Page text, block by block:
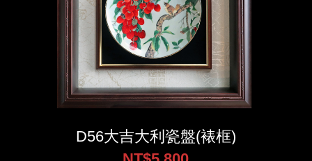
D56大吉大利瓷盤(裱框)